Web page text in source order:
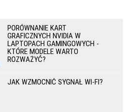
PORÓWNANIE KART
GRAFICZNYCH NVIDIA W
LAPTOPACH GAMINGOWYCH -
KTÓRE MODELE WARTO
ROZWAŻYĆ?
JAK WZMOCNIĆ SYGNAŁ WI-FI?